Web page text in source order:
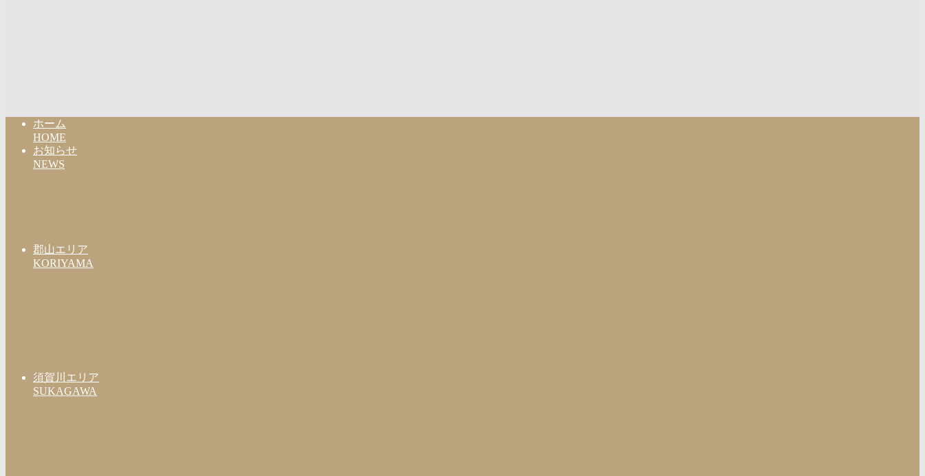
ホーム
HOME
お知らせ
NEWS
郡山エリア
KORIYAMA
須賀川エリア
SUKAGAWA